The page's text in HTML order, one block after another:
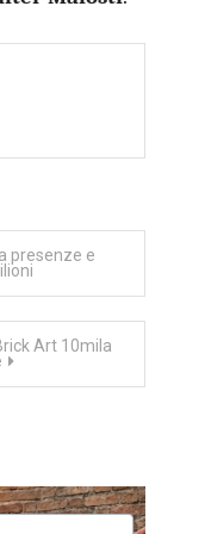
presenze e
Art 10mila